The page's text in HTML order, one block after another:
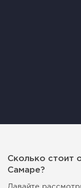
Сколько стоит
Самаре?